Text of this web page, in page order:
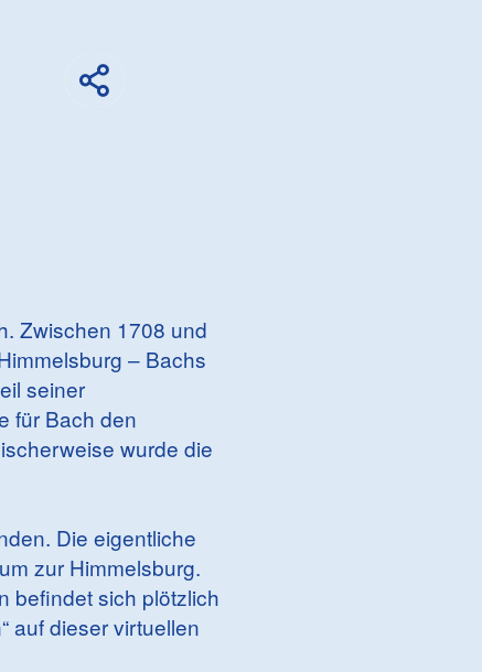
Zwischen 1708 und
– Bachs
seiner
für Bach den
wurde die
Die eigentliche
zur Himmelsburg.
befindet sich plötzlich
auf dieser virtuellen